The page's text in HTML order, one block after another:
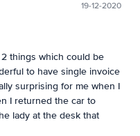
19-12-2020
things which could be
to have single invoice
surprising for me when I
I returned the car to
lady at the desk that